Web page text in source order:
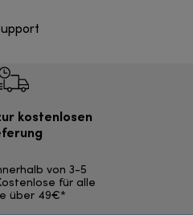
kostenlosen
von 3-5
für alle
über 49€*